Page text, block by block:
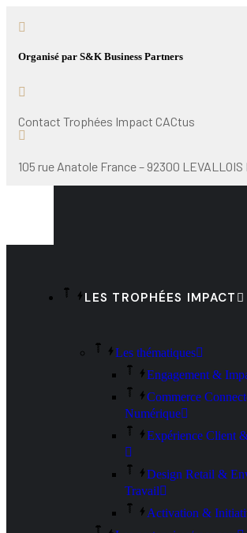
Organisé par S&K Business Partners
Contact Trophées Impact CACtus
105 rue Anatole France – 92300 LEVALLOIS
LES TROPHÉES IMPACT
Les thématiques
Engagement &
Commerce
Numérique
Expérience Client
Design Retail &
Travail
Activation &